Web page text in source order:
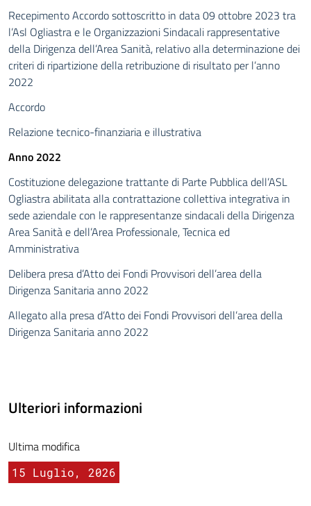
Recepimento Accordo sottoscritto in data 09 ottobre 2023 tra
l’Asl Ogliastra e le Organizzazioni Sindacali rappresentative
della Dirigenza dell’Area Sanità, relativo alla determinazione dei
criteri di ripartizione della retribuzione di risultato per l’anno
2022
Accordo
Relazione tecnico-finanziaria e illustrativa
Anno 2022
Costituzione delegazione trattante di Parte Pubblica dell’ASL
Ogliastra abilitata alla contrattazione collettiva integrativa in
sede aziendale con le rappresentanze sindacali della Dirigenza
Area Sanità e dell’Area Professionale, Tecnica ed
Amministrativa
Delibera presa d’Atto dei Fondi Provvisori dell’area della
Dirigenza Sanitaria anno 2022
Allegato alla presa d’Atto dei Fondi Provvisori dell’area della
Dirigenza Sanitaria anno 2022
Ulteriori informazioni
Ultima modifica
15 Luglio, 2026